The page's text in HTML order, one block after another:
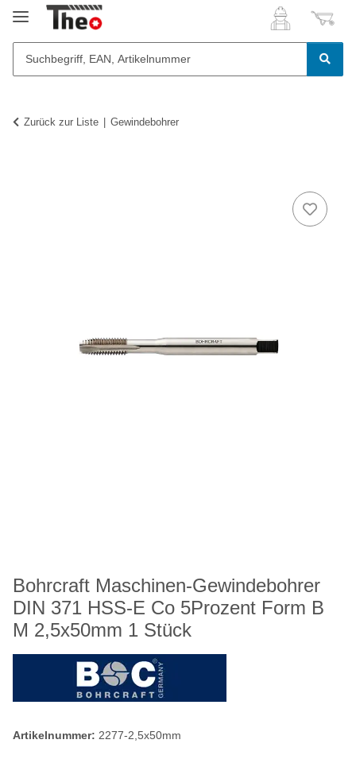
Zurück zur Liste Gewindebohrer
Bohrcraft Maschinen-Gewindebohrer
DIN 371 HSS-E Co 5Prozent Form B
M 2,5x50mm 1 Stück
Artikelnummer: 2277-2,5x50mm